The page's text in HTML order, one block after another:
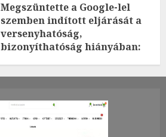
Megszüntette a Google-lel
szemben indított eljárását a
versenyhatóság,
bizonyíthatóság hiányában:
2026.JÚLIUS.23. CSÜTÖRTÖK.
0